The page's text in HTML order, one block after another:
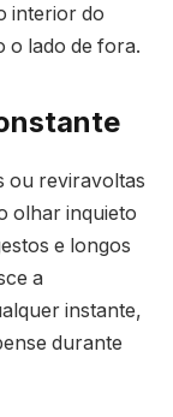
interior do
o lado de fora.
ou reviravoltas
olhar inquieto
e longos
a
instante,
durante